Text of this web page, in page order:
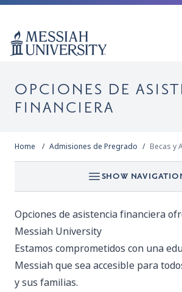
OPCIONES DE
FINANCIERA
Home Admisiones de Pregrado Becas y
SHOW
Opciones de asistencia financiera
Messiah University
Estamos comprometidos con una
Messiah que sea accesible para
y sus familias.